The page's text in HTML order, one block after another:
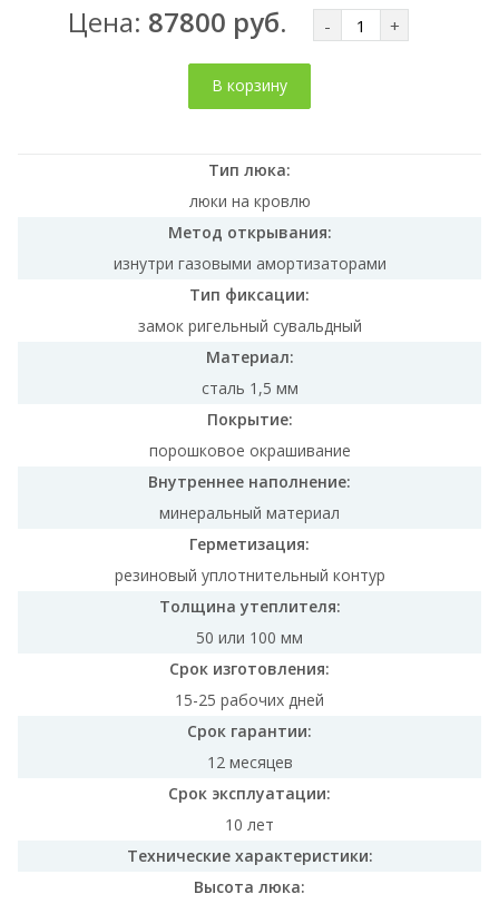
Цена: 87800 руб. - +
В корзину
Тип люка:
люки на кровлю
Метод открывания:
изнутри газовыми амортизаторами
Тип фиксации:
замок ригельный сувальдный
Материал:
сталь 1,5 мм
Покрытие:
порошковое окрашивание
Внутреннее наполнение:
минеральный материал
Герметизация:
резиновый уплотнительный контур
Толщина утеплителя:
50 или 100 мм
Срок изготовления:
15-25 рабочих дней
Срок гарантии:
12 месяцев
Срок эксплуатации:
10 лет
Технические характеристики:
Высота люка: